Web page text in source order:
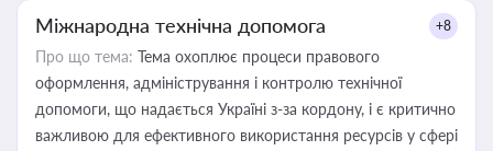
Міжнародна технічна допомога +8
Про що тема: Тема охоплює процеси правового
оформлення, адміністрування і контролю технічної
допомоги, що надається Україні з-за кордону, і є критично
важливою для ефективного використання ресурсів у сфері